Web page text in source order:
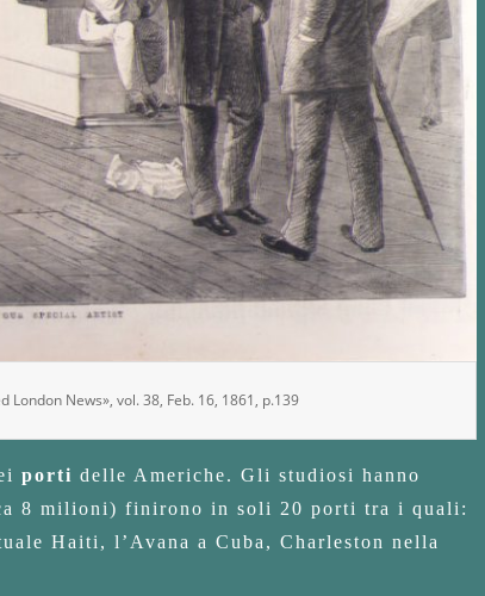
London News», vol. 38, Feb. 16, 1861, p.139
porti delle Americhe. Gli studiosi hanno
8 milioni) finirono in soli 20 porti tra i quali:
Haiti, l’Avana a Cuba, Charleston nella